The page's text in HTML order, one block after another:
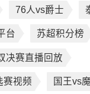
76人vs爵士
台 苏超积分榜
决赛直播回放
赛视频 国王vs